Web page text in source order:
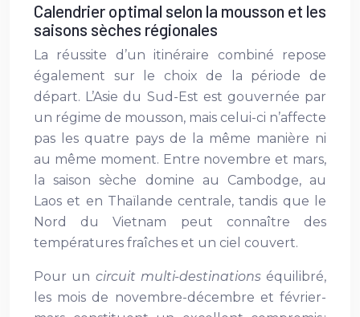
Calendrier optimal selon la mousson et les
saisons sèches régionales
La réussite d’un itinéraire combiné repose
également sur le choix de la période de
départ. L’Asie du Sud-Est est gouvernée par
un régime de mousson, mais celui-ci n’affecte
pas les quatre pays de la même manière ni
au même moment. Entre novembre et mars,
la saison sèche domine au Cambodge, au
Laos et en Thaïlande centrale, tandis que le
Nord du Vietnam peut connaître des
températures fraîches et un ciel couvert.
Pour un circuit multi-destinationséquilibré,
les mois de novembre-décembre et février-